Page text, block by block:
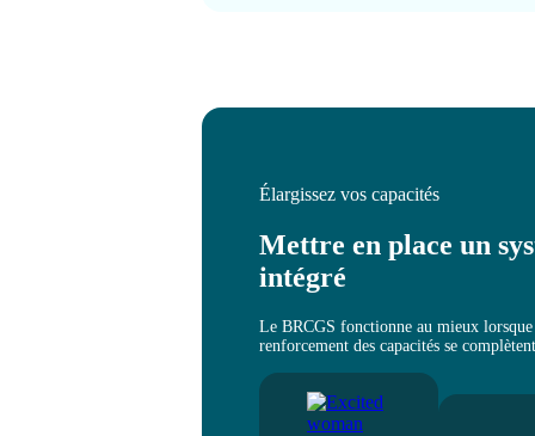
Élargissez vos capacités
Mettre en place un
intégré
Le BRCGS fonctionne au mieux
renforcement des capacités se